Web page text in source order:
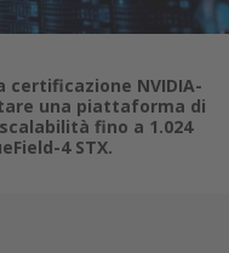
NVIDIA-
una piattaforma di
fino a 1.024
4 STX.